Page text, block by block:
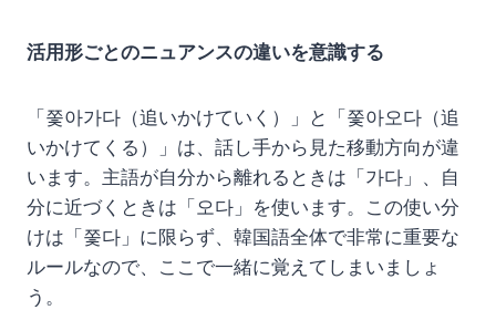
活用形ごとのニュアンスの違いを意識する
「쫓아가다（追いかけていく）」と「쫓아오다（追
いかけてくる）」は、話し手から見た移動方向が違
います。主語が自分から離れるときは「가다」、自
分に近づくときは「오다」を使います。この使い分
けは「쫓다」に限らず、韓国語全体で非常に重要な
ルールなので、ここで一緒に覚えてしまいましょ
う。